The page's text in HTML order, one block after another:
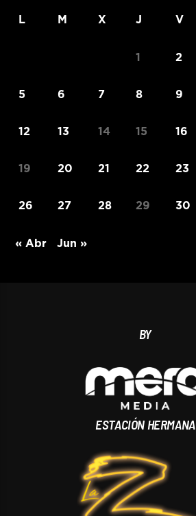
L M X J V
1 2
5 6 7 8 9
12 13 14 15 16
19 20 21 22 23
26 27 28 29 30
« Abr Jun »
BY
ESTACIÓN HERMANA